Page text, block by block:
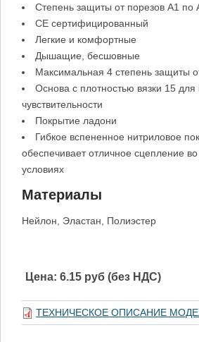
Степень защиты от порезов А1 по
CE сертифицированный
Легкие и комфортные
Дышащие, бесшовные
Максимальная 4 степень защиты
Основа с плотностью вязки 15
чувствительности
Покрытие ладони
Гибкое вспененное нитриловое
обеспечивает отличное сцепление
условиях
Материалы
Нейлон, Эластан, Полиэстер
Цена: 6.15 руб (без НДС)
ТЕХНИЧЕСКОЕ ОПИСАНИЕ